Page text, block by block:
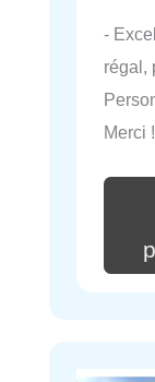
-
régal,
Merci !